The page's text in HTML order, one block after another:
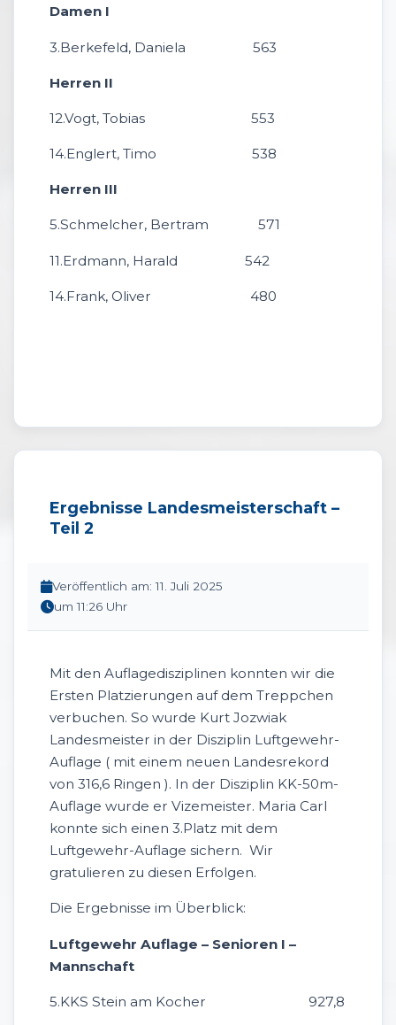
Damen I
3.Berkefeld, Daniela 563
Herren II
12.Vogt, Tobias 553
14.Englert, Timo 538
Herren III
5.Schmelcher, Bertram 571
11.Erdmann, Harald 542
14.Frank, Oliver 480
Ergebnisse Landesmeisterschaft –
Teil 2
Veröffentlich am: 11. Juli 2025
um 11:26 Uhr
Mit den Auflagedisziplinen konnten wir die
Ersten Platzierungen auf dem Treppchen
verbuchen. So wurde Kurt Jozwiak
Landesmeister in der Disziplin Luftgewehr-
Auflage ( mit einem neuen Landesrekord
von 316,6 Ringen ). In der Disziplin KK-50m-
Auflage wurde er Vizemeister. Maria Carl
konnte sich einen 3.Platz mit dem
Luftgewehr-Auflage sichern. Wir
gratulieren zu diesen Erfolgen.
Die Ergebnisse im Überblick:
Luftgewehr Auflage – Senioren I –
Mannschaft
5.KKS Stein am Kocher 927,8